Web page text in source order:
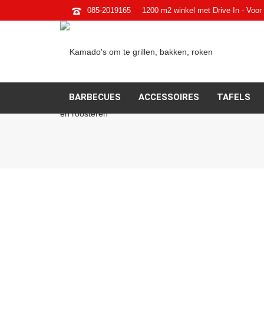
085-2019165 1200 m2 winkel met Drive In -
BARBECUES ACCESSOIRES TAFELS